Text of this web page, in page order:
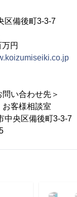
備後町3-3-7
円
い合わせ先＞
客様相談室
央区備後町3-3-7